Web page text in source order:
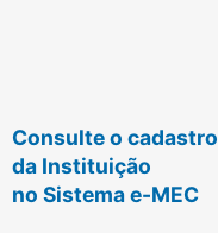
Consulte o cadastro
da Instituição
no Sistema e-MEC